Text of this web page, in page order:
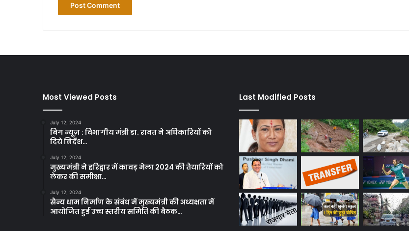
Most Viewed Posts
July 12, 2024
बिग न्यूज़ : विभागीय मंत्री डा. रावत ने अधिकारियों को
दिये निर्देश…
July 12, 2024
मुख्यमंत्री ने हरिद्वार में कावड़ मेला 2024 की तैयारियों को
लेकर की समीक्षा…
July 12, 2024
सैन्य धाम निर्माण के संबंध में मुख्यमंत्री की अध्यक्षता में
आयोजित हुई उच्च स्तरीय समिति की बैठक…
Last Modified Posts